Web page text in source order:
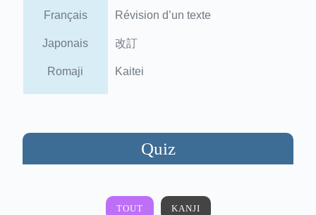
Français Révision d’un texte
Japonais 改訂
Romaji Kaitei
Quiz
TOUT KANJI